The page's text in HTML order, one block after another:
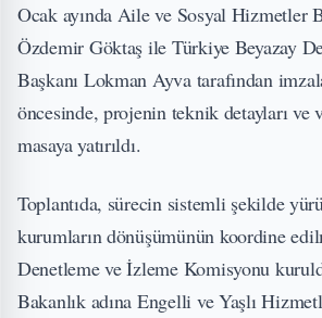
Ocak ayında Aile ve Sosyal Hizmetler
Özdemir Göktaş ile Türkiye Beyazay
Başkanı Lokman Ayva tarafından
öncesinde, projenin teknik detayları ve
masaya yatırıldı.
Toplantıda, sürecin sistemli şekilde
kurumların dönüşümünün koordine
Denetleme ve İzleme Komisyonu
Bakanlık adına Engelli ve Yaşlı